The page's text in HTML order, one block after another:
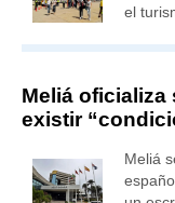
el
Meliá oficializa
existir
Meliá